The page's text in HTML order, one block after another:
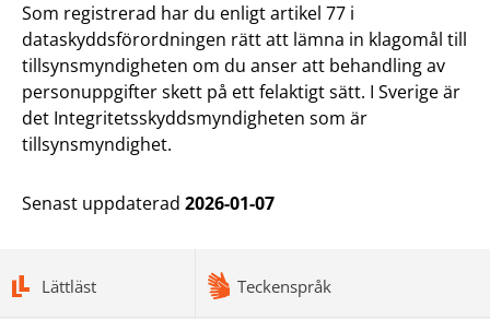
Som registrerad har du enligt artikel 77 i
dataskyddsförordningen rätt att lämna in klagomål till
tillsynsmyndigheten om du anser att behandling av
personuppgifter skett på ett felaktigt sätt. I Sverige är
det Integritetsskyddsmyndigheten som är
tillsynsmyndighet.
Senast uppdaterad 2026-01-07
Lättläst Teckenspråk